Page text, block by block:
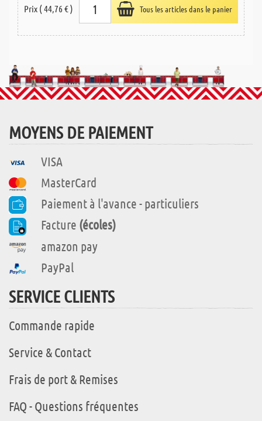
Prix ( 44,76 € ) Tous les articles dans le panier
MOYENS DE PAIEMENT
VISA
MasterCard
Paiement à l'avance - particuliers
Facture (écoles)
amazon pay
PayPal
SERVICE CLIENTS
Commande rapide
Service & Contact
Frais de port & Remises
FAQ - Questions fréquentes